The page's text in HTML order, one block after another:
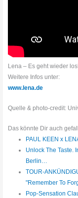
Lena – Es geht wieder
Weitere Infos unter:
www.lena.de
Quelle & photo-credit:
Das könnte Dir auch
PAUL KEEN x
Unlock The Taste.
Berlin…
TOUR-
"Remember To
Pop-Sensation